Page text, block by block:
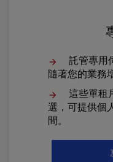
託管專用
隨著您的業務
這些單租
選，可提供個
間。